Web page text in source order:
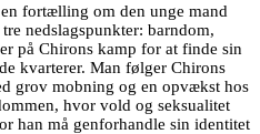
fortælling om den unge mand
nedslagspunkter: barndom,
på Chirons kamp for at finde sin
kvarterer. Man følger Chirons
grov mobning og en opvækst hos
hvor vold og seksualitet
han må genforhandle sin identitet